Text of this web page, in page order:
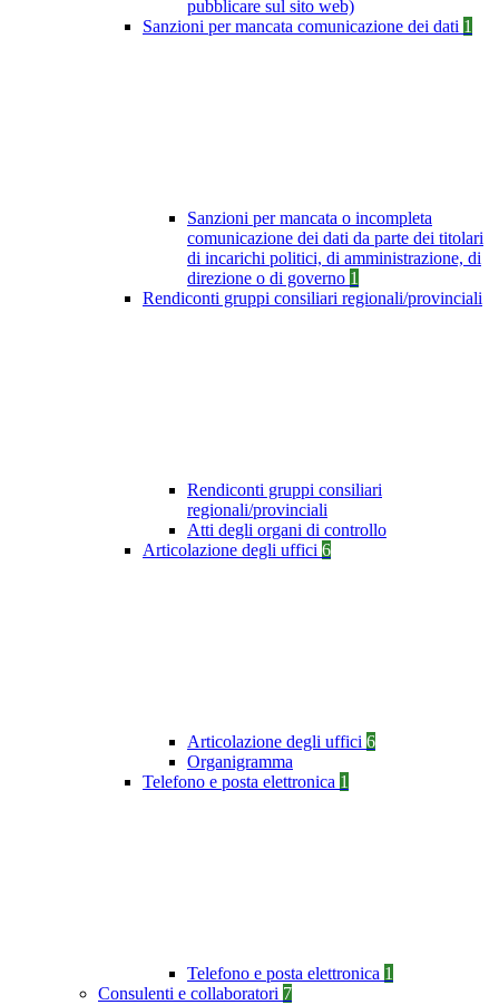
pubblicare sul sito web)
Sanzioni per mancata comunicazione dei dati 1
Sanzioni per mancata o incompleta
comunicazione dei dati da parte dei titolari
di incarichi politici, di amministrazione, di
direzione o di governo 1
Rendiconti gruppi consiliari regionali/provinciali
Rendiconti gruppi consiliari
regionali/provinciali
Atti degli organi di controllo
Articolazione degli uffici 6
Articolazione degli uffici 6
Organigramma
Telefono e posta elettronica 1
Telefono e posta elettronica 1
Consulenti e collaboratori 7